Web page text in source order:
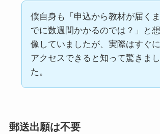
僕自身も「申込から教材が届くま
でに数週間かかるのでは？」と想
像していましたが、実際はすぐに
アクセスできると知って驚きまし
た。
郵送出願は不要